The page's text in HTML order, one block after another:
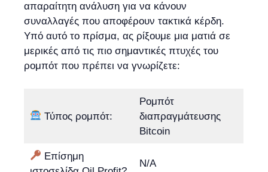
απαραίτητη ανάλυση για να κάνουν
συναλλαγές που αποφέρουν τακτικά κέρδη.
Υπό αυτό το πρίσμα, ας ρίξουμε μια ματιά σε
μερικές από τις πιο σημαντικές πτυχές του
ρομπότ που πρέπει να γνωρίζετε:
Τύπος ρομπότ:
Ρομπότ
διαπραγμάτευσης
Bitcoin
Επίσημη
N/A